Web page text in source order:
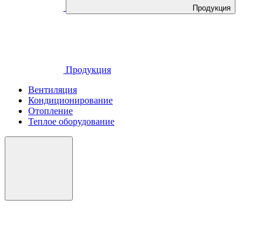
Продукция
Продукция
Вентиляция
Кондиционирование
Отопление
Теплое оборудование